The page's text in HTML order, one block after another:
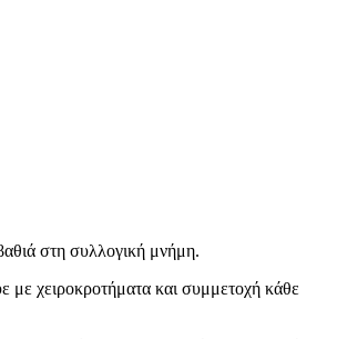
στη συλλογική μνήμη.
με χειροκροτήματα και συμμετοχή κάθε